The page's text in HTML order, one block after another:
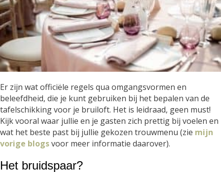
Er zijn wat officiële regels qua omgangsvormen en
beleefdheid, die je kunt gebruiken bij het bepalen van de
tafelschikking voor je bruiloft. Het is leidraad, geen must!
Kijk vooral waar jullie en je gasten zich prettig bij voelen en
wat het beste past bij jullie gekozen trouwmenu (zie mijn
vorige blogsvoor meer informatie daarover).
Het bruidspaar?